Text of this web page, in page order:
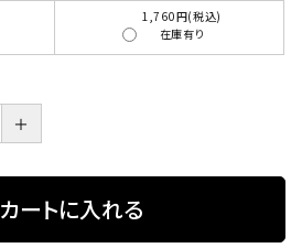
1,760円(税込)
在庫有り
＋
カートに入れる